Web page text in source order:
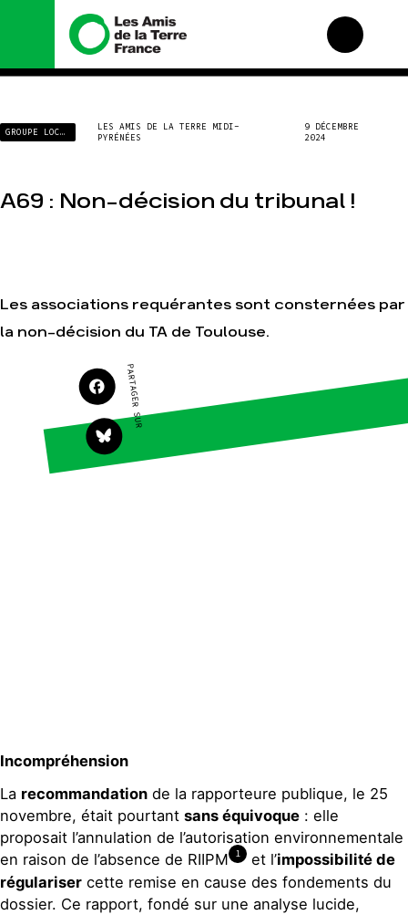
Nous connaître
Histoire
Missions et méthodes
monde
Nos alliés
Nos campagnes
Total, rendez-vous au
grand enfumage
Nos autres campagnes
Agir
Faire un don
S'engager sur le terrain
Nos thématiques
Climat – Énergie
Publications
Contact
GROUPE LOCAL
LES AMIS DE LA TERRE MIDI-
PYRÉNÉES
9 DÉCEMBRE
2024
A69 : Non-décision du tribunal !
Les associations requérantes sont consternées par
la non-décision du TA de Toulouse.
PARTAGER SUR
Incompréhension
La recommandation de la rapporteure publique, le 25
novembre, était pourtant sans équivoque : elle
proposait l’annulation de l’autorisation environnementale
en raison de l’absence de RIIPM
1 et l’impossibilité de
régulariser cette remise en cause des fondements du
dossier. Ce rapport, fondé sur une analyse lucide,